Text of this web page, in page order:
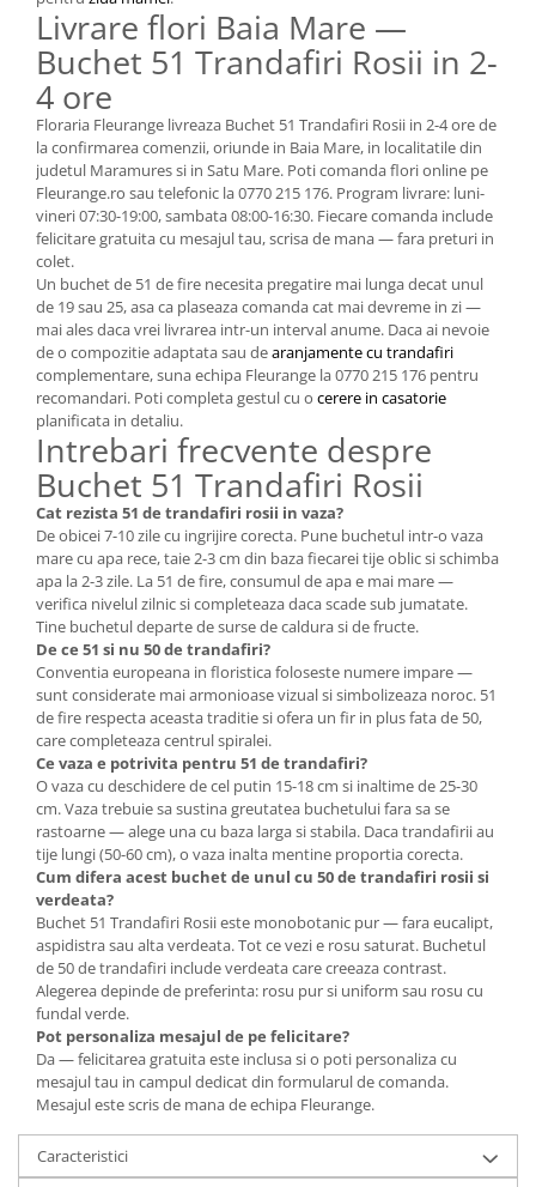
Livrare flori Baia Mare —
Buchet 51 Trandafiri Rosii in 2-
4 ore
Floraria Fleurange livreaza Buchet 51 Trandafiri Rosii in 2-4 ore de
la confirmarea comenzii, oriunde in Baia Mare, in localitatile din
judetul Maramures si in Satu Mare. Poti comanda flori online pe
Fleurange.ro sau telefonic la 0770 215 176. Program livrare: luni-
vineri 07:30-19:00, sambata 08:00-16:30. Fiecare comanda include
felicitare gratuita cu mesajul tau, scrisa de mana — fara preturi in
colet.
Un buchet de 51 de fire necesita pregatire mai lunga decat unul
de 19 sau 25, asa ca plaseaza comanda cat mai devreme in zi —
mai ales daca vrei livrarea intr-un interval anume. Daca ai nevoie
de o compozitie adaptata sau dearanjamente cu trandafiri
complementare, suna echipa Fleurange la 0770 215 176 pentru
recomandari. Poti completa gestul cu o cerere in casatorie
planificata in detaliu.
Intrebari frecvente despre
Buchet 51 Trandafiri Rosii
Cat rezista 51 de trandafiri rosii in vaza?
De obicei 7-10 zile cu ingrijire corecta. Pune buchetul intr-o vaza
mare cu apa rece, taie 2-3 cm din baza fiecarei tije oblic si schimba
apa la 2-3 zile. La 51 de fire, consumul de apa e mai mare —
verifica nivelul zilnic si completeaza daca scade sub jumatate.
Tine buchetul departe de surse de caldura si de fructe.
De ce 51 si nu 50 de trandafiri?
Conventia europeana in floristica foloseste numere impare —
sunt considerate mai armonioase vizual si simbolizeaza noroc. 51
de fire respecta aceasta traditie si ofera un fir in plus fata de 50,
care completeaza centrul spiralei.
Ce vaza e potrivita pentru 51 de trandafiri?
O vaza cu deschidere de cel putin 15-18 cm si inaltime de 25-30
cm. Vaza trebuie sa sustina greutatea buchetului fara sa se
rastoarne — alege una cu baza larga si stabila. Daca trandafirii au
tije lungi (50-60 cm), o vaza inalta mentine proportia corecta.
Cum difera acest buchet de unul cu 50 de trandafiri rosii si
verdeata?
Buchet 51 Trandafiri Rosii este monobotanic pur — fara eucalipt,
aspidistra sau alta verdeata. Tot ce vezi e rosu saturat. Buchetul
de 50 de trandafiri include verdeata care creeaza contrast.
Alegerea depinde de preferinta: rosu pur si uniform sau rosu cu
fundal verde.
Pot personaliza mesajul de pe felicitare?
Da — felicitarea gratuita este inclusa si o poti personaliza cu
mesajul tau in campul dedicat din formularul de comanda.
Mesajul este scris de mana de echipa Fleurange.
Caracteristici